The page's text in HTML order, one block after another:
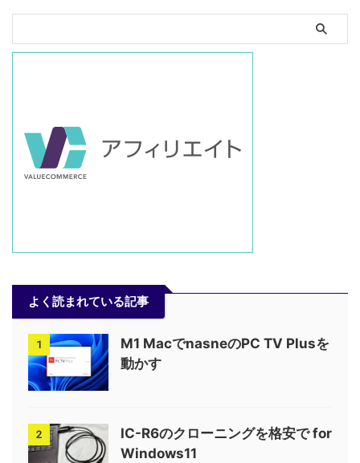
よく読まれている記事
1
M1 MacでnasneのPC TV Plusを
動かす
2
IC-R6のクローニングを格安で for
Windows11